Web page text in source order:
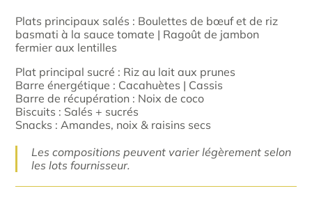
Plats principaux salés : Boulettes de bœuf et de riz
basmati à la sauce tomate | Ragoût de jambon
fermier aux lentilles
Plat principal sucré : Riz au lait aux prunes
Barre énergétique : Cacahuètes | Cassis
Barre de récupération : Noix de coco
Biscuits : Salés + sucrés
Snacks : Amandes, noix & raisins secs
Les compositions peuvent varier légèrement selon
les lots fournisseur.